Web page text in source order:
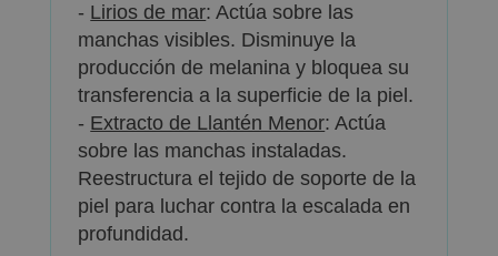
- Lirios de mar: Actúa sobre las
manchas visibles. Disminuye la
producción de melanina y bloquea su
transferencia a la superficie de la piel.
- Extracto de Llantén Menor: Actúa
sobre las manchas instaladas.
Reestructura el tejido de soporte de la
piel para luchar contra la escalada en
profundidad.